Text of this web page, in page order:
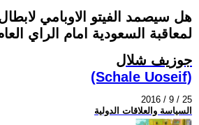
هل سيصمد الفيتو الاوبامي
لمعاقبة السعودية امام الراي
جوزيف شلال
(Schale Uoseif)
2016 / 9 / 25
السياسة والعلاقات الدولية